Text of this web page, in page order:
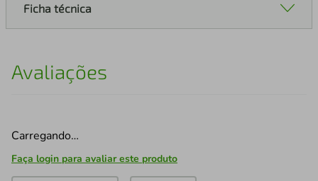
Ficha técnica
Avaliações
Carregando…
Faça login para avaliar este produto